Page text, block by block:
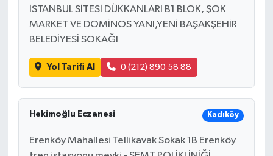
İSTANBUL SİTESİ DÜKKANLARI B1 BLOK, ŞOK
MARKET VE DOMİNOS YANI,YENİ BAŞAKŞEHİR
BELEDİYESİ SOKAĞI
Yol Tarifi Al 0 (212) 890 58 88
Hekimoğlu Eczanesi Kadıköy
Erenköy Mahallesi Tellikavak Sokak 1B Erenköy